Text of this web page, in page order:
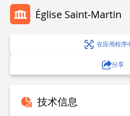
Église Saint-Martin
在应用程序
分享
技术信息